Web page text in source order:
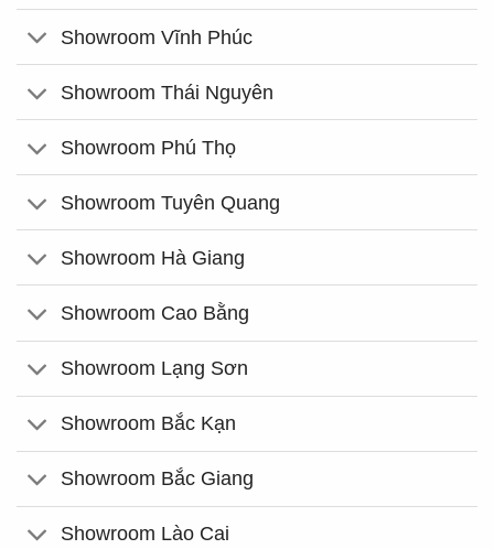
Showroom Vĩnh Phúc
Showroom Thái Nguyên
Showroom Phú Thọ
Showroom Tuyên Quang
Showroom Hà Giang
Showroom Cao Bằng
Showroom Lạng Sơn
Showroom Bắc Kạn
Showroom Bắc Giang
Showroom Lào Cai